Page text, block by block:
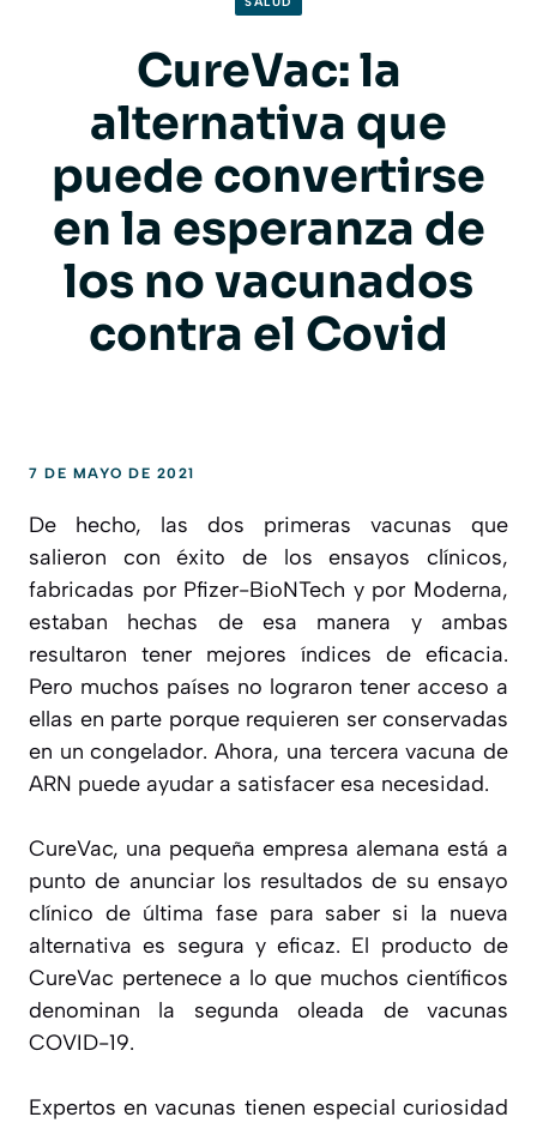
CureVac: la
alternativa que
puede convertirse
en la esperanza de
los no vacunados
contra el Covid
7 DE MAYO DE 2021
De hecho, las dos primeras vacunas que
salieron con éxito de los ensayos clínicos,
fabricadas por Pfizer-BioNTech y por Moderna,
estaban hechas de esa manera y ambas
resultaron tener mejores índices de eficacia.
Pero muchos países no lograron tener acceso a
ellas en parte porque requieren ser conservadas
en un congelador. Ahora, una tercera vacuna de
ARN puede ayudar a satisfacer esa necesidad.
CureVac, una pequeña empresa alemana está a
punto de anunciar los resultados de su ensayo
clínico de última fase para saber si la nueva
alternativa es segura y eficaz. El producto de
CureVac pertenece a lo que muchos científicos
denominan la segunda oleada de vacunas
COVID-19.
Expertos en vacunas tienen especial curiosidad